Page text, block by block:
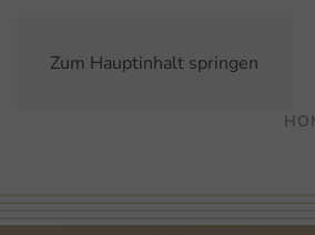
Zum Hauptinhalt springen